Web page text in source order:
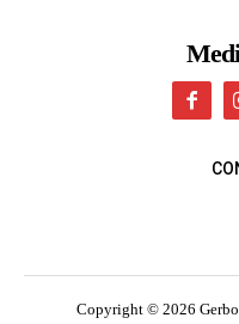
Copyright © 2026